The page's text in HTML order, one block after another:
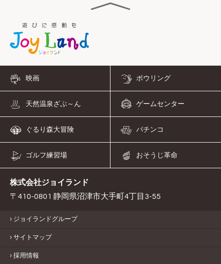
映画 ボウリング
天然温泉ざぶ～ん ゲームセンター
ぐるり森大冒険 パチンコ
ゴルフ練習場 おそうじ革命
株式会社ジョイランド
〒410-0801 静岡県沼津市大手町4丁目3-55
ジョイランドグループ
サイトマップ
採用情報